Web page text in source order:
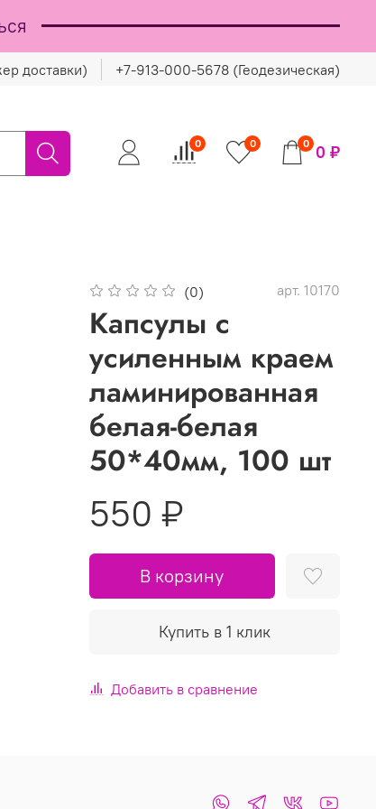
доставки) +7-913-000-5678 (Геодезическая)
0 0 0 0 ₽
(0) арт. 10170
Капсулы с
усиленным краем
ламинированная
белая-белая
50*40мм, 100 шт
550 ₽
В корзину
Купить в 1 клик
Добавить в сравнение